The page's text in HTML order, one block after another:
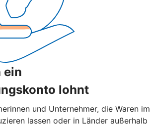
ein
lohnt
und Unternehmer, die Waren im
lassen oder in Länder außerhalb